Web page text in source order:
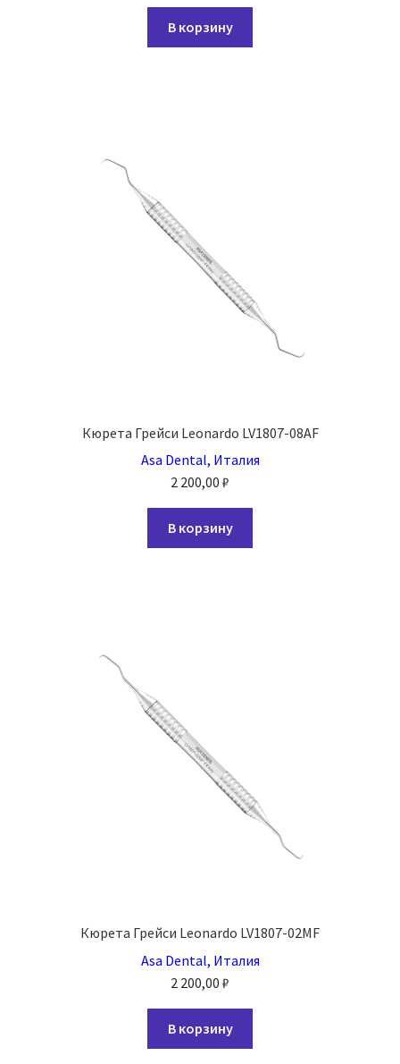
В корзину
Кюрета Грейси Leonardo LV1807-08AF
Asa Dental, Италия
2 200,00 ₽
В корзину
Кюрета Грейси Leonardo LV1807-02MF
Asa Dental, Италия
2 200,00 ₽
В корзину